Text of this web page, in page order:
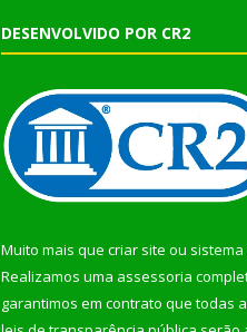
DESENVOLVIDO POR CR2
Muito mais que criar site ou
Realizamos uma assessoria
garantimos em contrato que todas